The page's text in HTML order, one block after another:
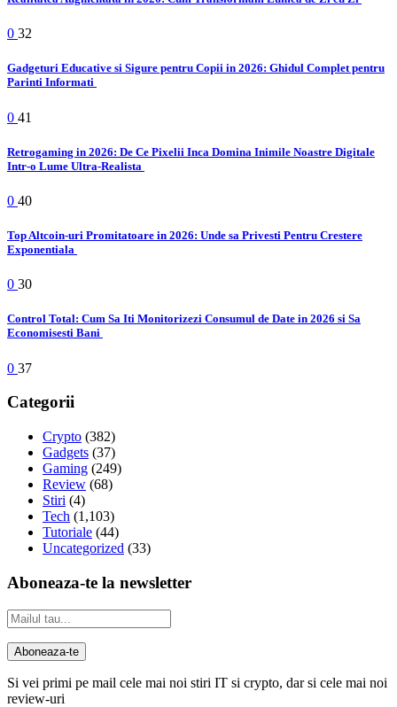
0 32
Gadgeturi Educative si Sigure pentru Copii in 2026: Ghidul Complet pentru
Parinti Informati
0 41
Retrogaming in 2026: De Ce Pixelii Inca Domina Inimile Noastre Digitale
Intr-o Lume Ultra-Realista
0 40
Top Altcoin-uri Promitatoare in 2026: Unde sa Privesti Pentru Crestere
Exponentiala
0 30
Control Total: Cum Sa Iti Monitorizezi Consumul de Date in 2026 si Sa
Economisesti Bani
0 37
Categorii
Crypto (382)
Gadgets (37)
Gaming (249)
Review (68)
Stiri (4)
Tech (1,103)
Tutoriale (44)
Uncategorized (33)
Aboneaza-te la newsletter
Si vei primi pe mail cele mai noi stiri IT si crypto, dar si cele mai noi
review-uri